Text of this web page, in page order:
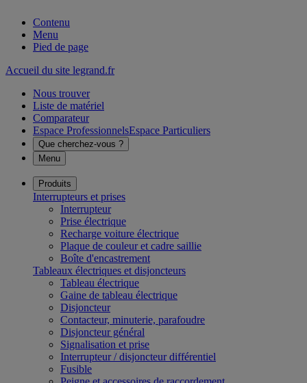
Contenu
Menu
Pied de page
Accueil du site legrand.fr
Nous trouver
Liste de matériel
Comparateur
Espace ProfessionnelsEspace Particuliers
Que cherchez-vous ?
Menu
Produits
Interrupteurs et prises
Interrupteur
Prise électrique
Recharge voiture électrique
Plaque de couleur et cadre saillie
Boîte d'encastrement
Tableaux électriques et disjoncteurs
Tableau électrique
Gaine de tableau électrique
Disjoncteur
Contacteur, minuterie, parafoudre
Disjoncteur général
Signalisation et prise
Interrupteur / disjoncteur différentiel
Fusible